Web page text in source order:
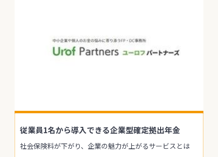
従業員1名から導入できる企業型確定拠出年金
社会保険料が下がり、企業の魅力が上がるサービスとは